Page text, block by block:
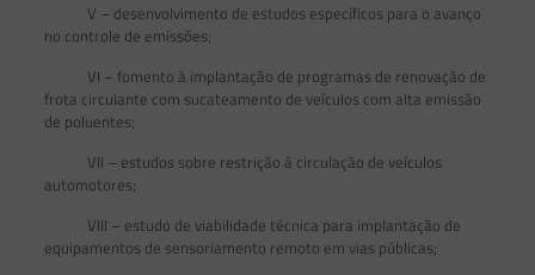
V – desenvolvimento de estudos específicos para o avanço
no controle de emissões;
VI – fomento à implantação de programas de renovação de
frota circulante com sucateamento de veículos com alta emissão
de poluentes;
VII – estudos sobre restrição à circulação de veículos
automotores;
VIII – estudo de viabilidade técnica para implantação de
equipamentos de sensoriamento remoto em vias públicas;